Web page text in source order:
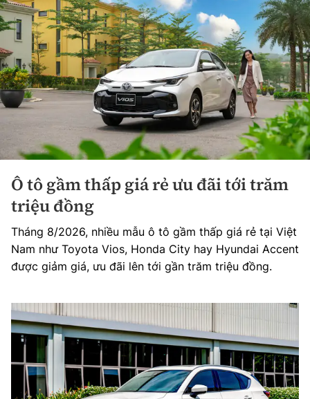
Ô tô gầm thấp giá rẻ ưu đãi tới trăm
triệu đồng
Tháng 8/2026, nhiều mẫu ô tô gầm thấp giá rẻ tại Việt
Nam như Toyota Vios, Honda City hay Hyundai Accent
được giảm giá, ưu đãi lên tới gần trăm triệu đồng.